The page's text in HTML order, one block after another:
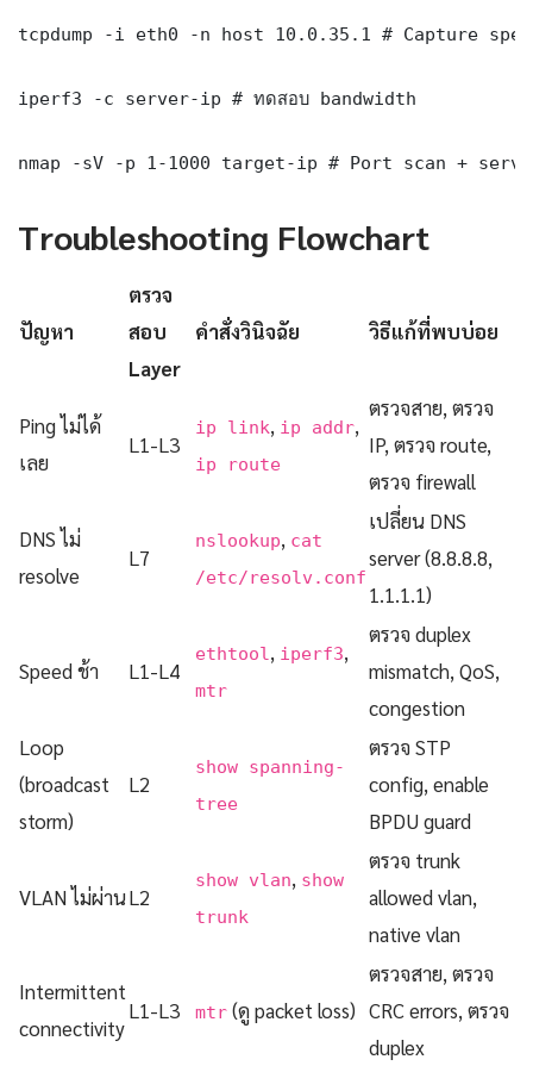
tcpdump -i eth0 -n host 10.0.35.1 # Capture
iperf3 -c server-ip # ทดสอบ bandwidth
nmap -sV -p 1-1000 target-ip # Port scan +
Troubleshooting Flowchart
ปัญหา
ตรวจ
สอบ
Layer
คำสั่งวินิจฉัย วิธีแก้ที่พบบ่อย
Ping ไม่ได้
เลย
L1-L3
ip link, ip addr,
ip route
ตรวจสาย, ตรวจ
IP, ตรวจ route,
ตรวจ firewall
DNS ไม่
resolve
L7
nslookup, cat
/etc/resolv.conf
เปลี่ยน DNS
server (8.8.8.8,
1.1.1.1)
Speed ช้า L1-L4
ethtool , iperf3,
mtr
ตรวจ duplex
mismatch, QoS,
congestion
Loop
(broadcast
storm)
L2
show spanning-
tree
ตรวจ STP
config, enable
BPDU guard
VLAN ไม่ผ่านL2
show vlan, show
trunk
ตรวจ trunk
allowed vlan,
native vlan
Intermittent
connectivity
L1-L3 mtr (ดู packet loss)
ตรวจสาย, ตรวจ
CRC errors, ตรวจ
duplex